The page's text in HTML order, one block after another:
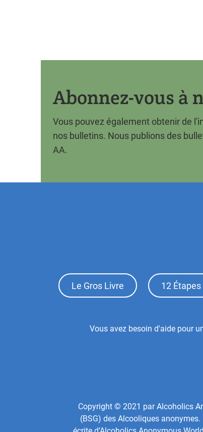
Abonnez-vous à
Vous pouvez également obtenir de
nos bulletins. Nous publions des
AA.
Footer
Top
Menu
Le Gros Livre 12
FooterVous avez besoin d'aide pour
Copyright © 2021 par Alcoholics
(BSG) des Alcooliques